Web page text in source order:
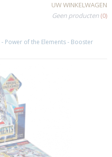
UW WINKELWAGEN
Geen producten (0)
- Power of the Elements - Booster